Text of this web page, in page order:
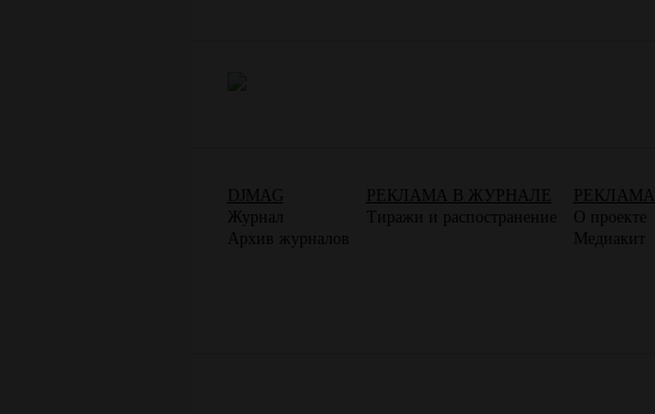
DJMAG
Журнал
Архив журналов
РЕКЛАМА В ЖУРНАЛЕ
Тиражи и распостранение
О проекте
Медиакит